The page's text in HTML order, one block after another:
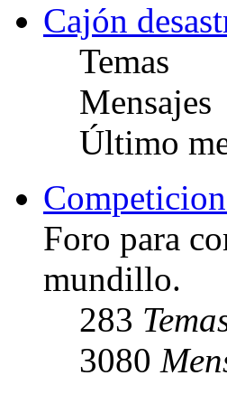
Cajón
Temas
Mensajes
Último
Foro para
mundillo.
283
3080